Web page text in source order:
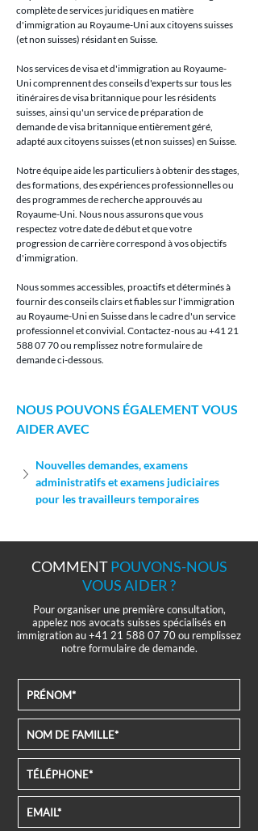
complète de services juridiques en matière
d'immigration au Royaume-Uni aux citoyens suisses
(et non suisses) résidant en Suisse.
Nos services de visa et d'immigration au Royaume-
Uni comprennent des conseils d'experts sur tous les
itinéraires de visa britannique pour les résidents
suisses, ainsi qu'un service de préparation de
demande de visa britannique entièrement géré,
adapté aux citoyens suisses (et non suisses) en Suisse.
Notre équipe aide les particuliers à obtenir des stages,
des formations, des expériences professionnelles ou
des programmes de recherche approuvés au
Royaume-Uni. Nous nous assurons que vous
respectez votre date de début et que votre
progression de carrière correspond à vos objectifs
d'immigration.
Nous sommes accessibles, proactifs et déterminés à
fournir des conseils clairs et fiables sur l'immigration
au Royaume-Uni en Suisse dans le cadre d'un service
professionnel et convivial. Contactez-nous au +41 21
588 07 70 ou remplissez notre formulaire de
demande ci-dessous.
NOUS POUVONS ÉGALEMENT VOUS
AIDER AVEC
Nouvelles demandes, examens
administratifs et examens judiciaires
pour les travailleurs temporaires
COMMENTPOUVONS-NOUS
VOUS AIDER ?
Pour organiser une première consultation,
appelez nos avocats suisses spécialisés en
immigration au+41 21 588 07 70ou remplissez
notre formulaire de demande.